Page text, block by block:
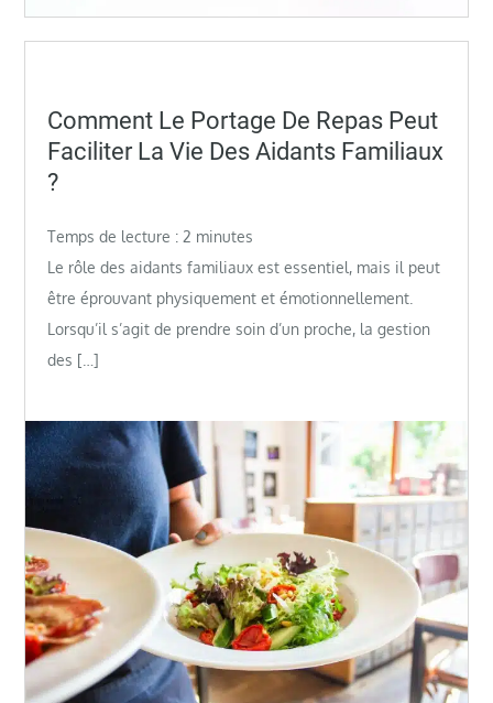
on
Comment Le Portage De Repas Peut
Faciliter La Vie Des Aidants Familiaux
?
Temps de lecture :2 minutes
Le rôle des aidants familiaux est essentiel, mais il peut
être éprouvant physiquement et émotionnellement.
Lorsqu’il s’agit de prendre soin d’un proche, la gestion
des […]